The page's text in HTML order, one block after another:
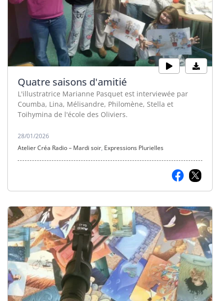
Quatre saisons d'amitié
L'illustratrice Marianne Pasquet est interviewée par
Coumba, Lina, Mélisandre, Philomène, Stella et
Toihymina de l'école des Oliviers.
28/01/2026
Atelier Créa Radio – Mardi soir, Expressions Plurielles